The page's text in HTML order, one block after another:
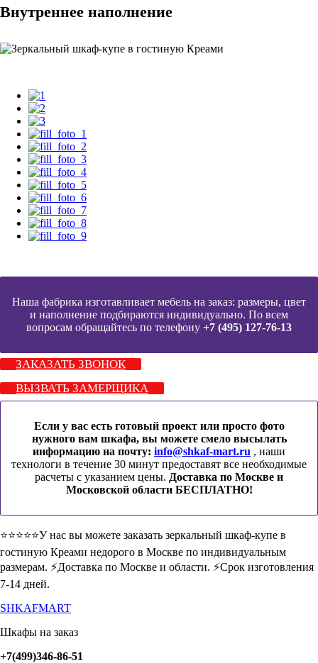
Внутреннее наполнение
Наша фабрика изготавливает мебель на заказ: размеры, цвет
и наполнение подбираются индивидуально. По всем
вопросам обращайтесь по телефону +7 (495) 127-76-13
ЗАКАЗАТЬ ЗВОНОК
ВЫЗВАТЬ ЗАМЕРЩИКА
Если у вас есть готовый проект или просто фото
нужного вам шкафа, вы можете смело высылать
информацию на почту: info@shkaf-mart.ru , наши
технологи в течение 30 минут предоставят все необходимые
расчеты с указанием цены. Доставка по Москве и
Московской области БЕСПЛАТНО!
⭐️⭐️⭐️⭐️⭐️У нас вы можете заказать зеркальный шкаф-купе в
гостиную Креами недорого в Москве по индивидуальным
размерам. ⚡️Доставка по Москве и области. ⚡️Срок изготовления
7-14 дней.
SHKAFMART
Шкафы на заказ
+7(499)346-86-51